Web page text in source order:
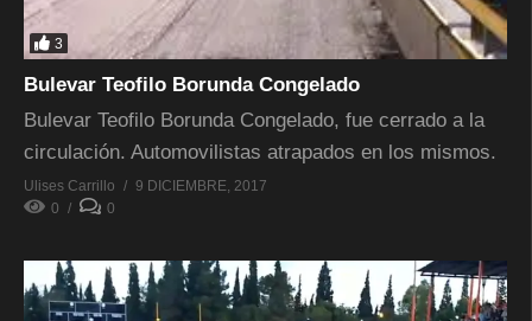
3
Bulevar Teofilo Borunda Congelado
Bulevar Teofilo Borunda Congelado, fue cerrado a la
circulación. Automovilistas atrapados en los mismos.
Ulises Carrillo
9 DICIEMBRE, 2017
0
0